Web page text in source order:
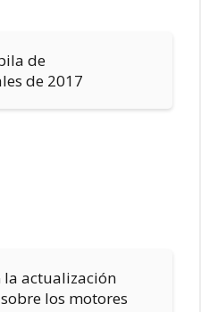
de
de 2017
la actualización
los motores